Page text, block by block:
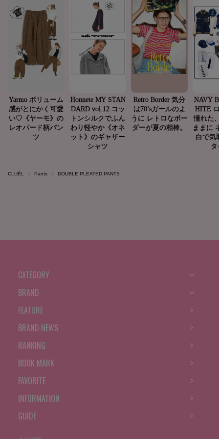
CLUÉL Pants DOUBLE PLEATED PANTS
CATEGORY
BRAND
FEATURE
BRAND NEWS
RANKING
BOOK MARK
FAVORITE
INFORMATION
GUIDE